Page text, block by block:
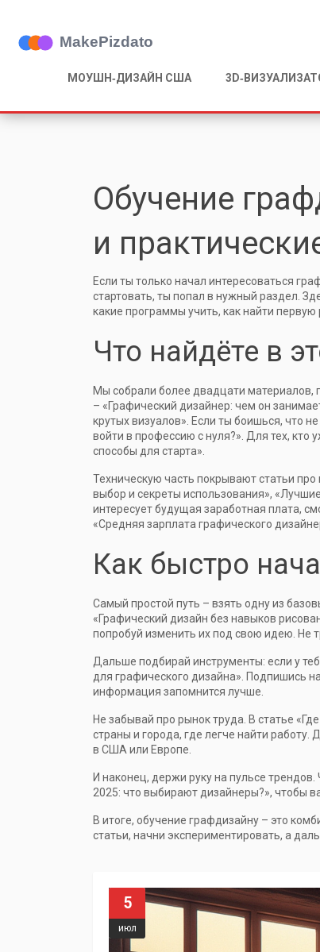
МОУШН‑ДИЗАЙН США
Обучение
и
Если ты только начал интересоваться
стартовать, ты попал в нужный раздел.
какие программы учить, как найти
Что найдёте в
Мы собрали более двадцати материалов,
– «Графический дизайнер: чем он
крутых визуалов». Если ты боишься, что
войти в профессию с нуля?». Для тех, кто
способы для старта».
Техническую часть покрывают статьи
выбор и секреты использования»,
интересует будущая заработная плата,
«Средняя зарплата графического
Как быстро
Самый простой путь – взять одну из
«Графический дизайн без навыков
попробуй изменить их под свою идею. Не
Дальше подбирай инструменты: если у
для графического дизайна». Подпишись
информация запомнится лучше.
Не забывай про рынок труда. В статье
страны и города, где легче найти
в США или Европе.
И наконец, держи руку на пульсе
2025: что выбирают дизайнеры?», чтобы
В итоге, обучение графдизайну – это
статьи, начни экспериментировать, а
5
июл